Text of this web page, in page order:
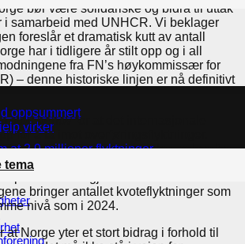
oppsummert
virker
tema
bør være solidariske og bidra til uttak
i samarbeid med UNHCR. Vi beklager
foreslår et dramatisk kutt av antall
har i tidligere år stilt opp og i all
fra FN’s høykommissær for
– denne historiske linjen er nå definitivt
stort behov for at det internasjonale
for å ta imot overføringsflyktninger.
at 2.9 millioner flyktningerhar behov for
– da er 200 flyktninger ikke engang en
vi at man gjennom
bringer antallet kvoteflyktninger som
nivå som i 2024.
at Norge yter et stort bidrag i forhold til